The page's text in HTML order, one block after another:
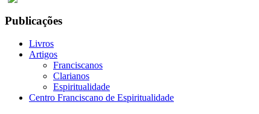
Publicações
Livros
Artigos
Franciscanos
Clarianos
Espiritualidade
Centro Franciscano de Espiritualidade